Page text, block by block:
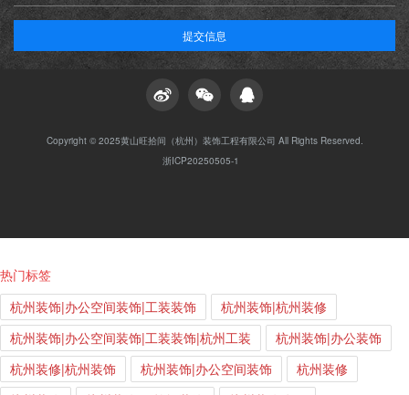
提交信息
Copyright © 2025黄山旺拾间（杭州）装饰工程有限公司 All Rights Reserved.
浙ICP20250505-1
热门标签
杭州装饰|办公空间装饰|工装装饰
杭州装饰|杭州装修
杭州装饰|办公空间装饰|工装装饰|杭州工装
杭州装饰|办公装饰
杭州装修|杭州装饰
杭州装饰|办公空间装饰
杭州装修